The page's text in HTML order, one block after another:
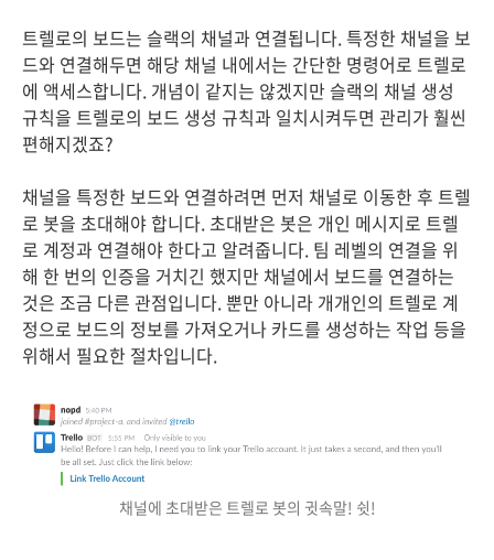
트렐로의 보드는 슬랙의 채널과 연결됩니다. 특정한 채널을 보
드와 연결해두면 해당 채널 내에서는 간단한 명령어로 트렐로
에 액세스합니다. 개념이 같지는 않겠지만 슬랙의 채널 생성
규칙을 트렐로의 보드 생성 규칙과 일치시켜두면 관리가 훨씬
편해지겠죠?
채널을 특정한 보드와 연결하려면 먼저 채널로 이동한 후 트렐
로 봇을 초대해야 합니다. 초대받은 봇은 개인 메시지로 트렐
로 계정과 연결해야 한다고 알려줍니다. 팀 레벨의 연결을 위
해 한 번의 인증을 거치긴 했지만 채널에서 보드를 연결하는
것은 조금 다른 관점입니다. 뿐만 아니라 개개인의 트렐로 계
정으로 보드의 정보를 가져오거나 카드를 생성하는 작업 등을
위해서 필요한 절차입니다.
채널에 초대받은 트렐로 봇의 귓속말! 쉿!